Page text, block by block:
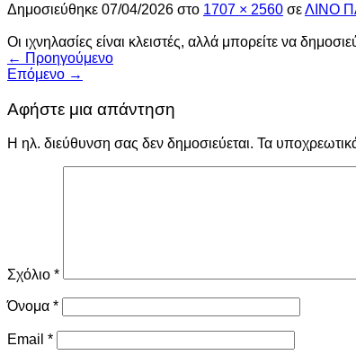
Δημοσιεύθηκε 07/04/2026 στο 1707 × 2560 σεΛΙΝΟ
Οι ιχνηλασίες είναι κλειστές, αλλά μπορείτε να
← Προηγούμενο
Επόμενο →
Αφήστε μια απάντηση
Η ηλ. διεύθυνση σας δεν δημοσιεύεται. Τα
Σχόλιο *
Όνομα *
Email *